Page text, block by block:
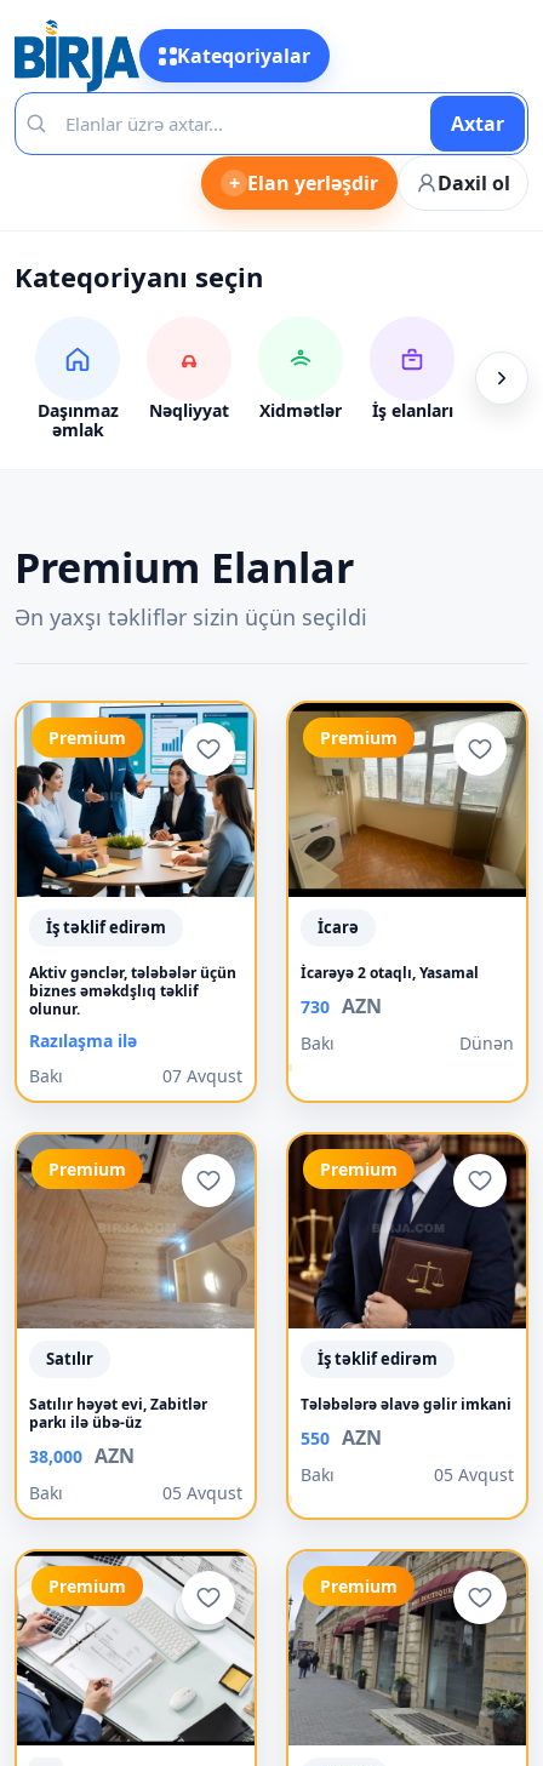
Kateqoriyalar
Axtar
+ Elan yerləşdir Daxil ol
Kateqoriyanı seçin
Daşınmaz
əmlak
Nəqliyyat Xidmətlər İş elanları Alış-
Premium Elanlar
Ən yaxşı təkliflər sizin üçün seçildi
Premium
İş təklif edirəm
Aktiv gənclər, tələbələr üçün
biznes əməkdşlıq təklif
olunur.
Razılaşma ilə
Bakı
07 Avqust
Premium
İcarə
İcarəyə 2 otaqlı, Yasamal
730 AZN
Bakı Dünən
Premium
Satılır
Satılır həyət evi, Zabitlər
parkı ilə übə-üz
38,000 AZN
Bakı 05 Avqust
Premium
İş təklif edirəm
Tələbələrə əlavə gəlir imkani
550 AZN
Bakı 05 Avqust
Premium Premium